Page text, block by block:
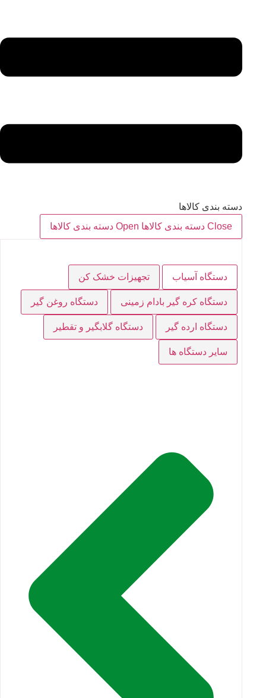
دسته بندی کالاها
Close دسته بندی کالاها
Open دسته بندی کالاها
دستگاه آسیاب تجهیزات خشک کن
دستگاه کره گیر بادام زمینی دستگاه روغن گیر
دستگاه ارده گیر دستگاه گلابگیر و تقطیر
سایر دستگاه ها